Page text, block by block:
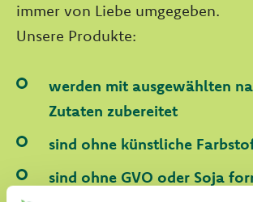
immer von Liebe umgegeben.
Unsere Produkte:
werden mit ausgewählten
Zutaten zubereitet
sind ohne künstliche
sind ohne GVO oder Soja